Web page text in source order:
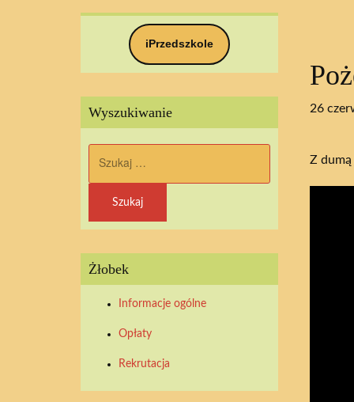
iPrzedszkole
Wyszukiwanie
Żłobek
Informacje ogólne
Opłaty
Rekrutacja
26
Z dumą